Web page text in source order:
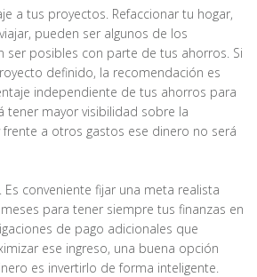
a tus proyectos. Refaccionar tu hogar,
pueden ser algunos de los
ser posibles con parte de tus ahorros. Si
definido, la recomendación es
independiente de tus ahorros para
tener mayor visibilidad sobre la
a otros gastos ese dinero no será
Es conveniente fijar una meta realista
para tener siempre tus finanzas en
de pago adicionales que
ese ingreso, una buena opción
es invertirlo de forma inteligente.